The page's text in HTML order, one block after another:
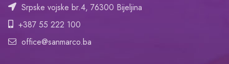
Srpske vojske br.4, 76300 Bijeljina
+387 55 222 100
office@sanmarco.ba